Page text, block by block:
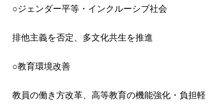
○ジェンダー平等・インクルーシブ社会
排他主義を否定、多文化共生を推進
○教育環境改善
教員の働き方改革、高等教育の機能強化・負担軽